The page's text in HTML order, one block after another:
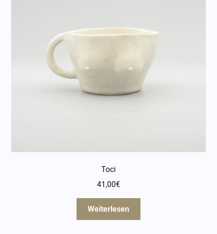
Toci
41,00€
Weiterlesen